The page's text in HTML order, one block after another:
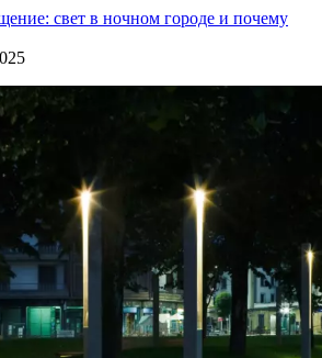
свет в ночном городе и почему